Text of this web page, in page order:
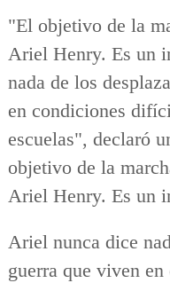
"El objetivo de la
Ariel Henry. Es un
nada de los
en condiciones
escuelas", declaró
objetivo de la
Ariel Henry. Es un
Ariel nunca dice
guerra que viven